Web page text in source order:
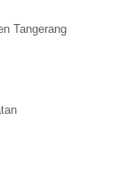
Tangerang